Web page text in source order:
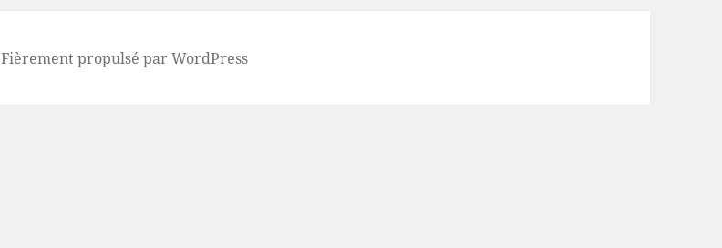
Fièrement propulsé par WordPress